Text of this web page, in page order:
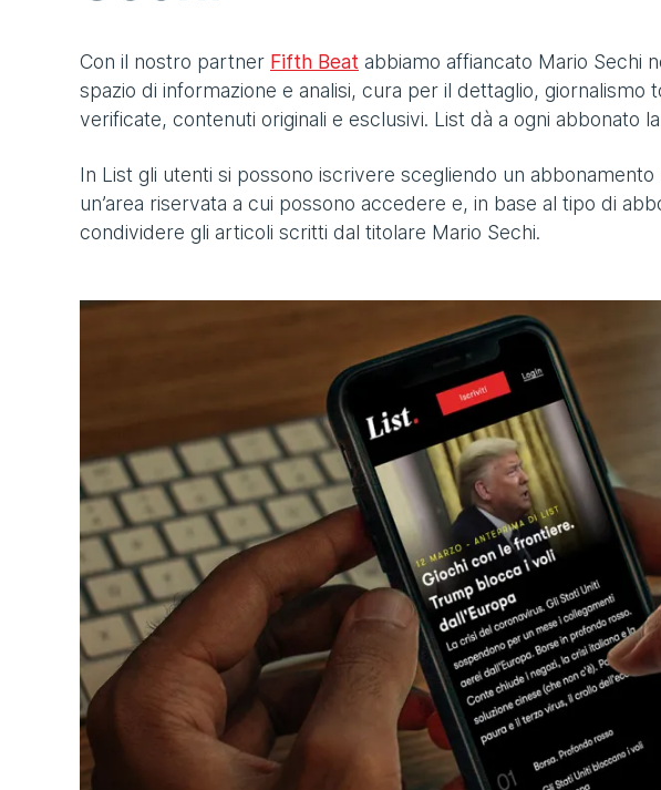
Con il nostro partner Fifth Beat abbiamo affiancato Mario Sechi
spazio di informazione e analisi, cura per il dettaglio, giornalismo
verificate, contenuti originali e esclusivi. List dà a ogni abbonato
In List gli utenti si possono iscrivere scegliendo un abbonamento
un’area riservata a cui possono accedere e, in base al tipo di
condividere gli articoli scritti dal titolare Mario Sechi.